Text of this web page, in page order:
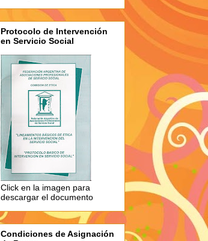
Protocolo de Intervención
en Servicio Social
Click en la imagen para
descargar el documento
Condiciones de Asignación